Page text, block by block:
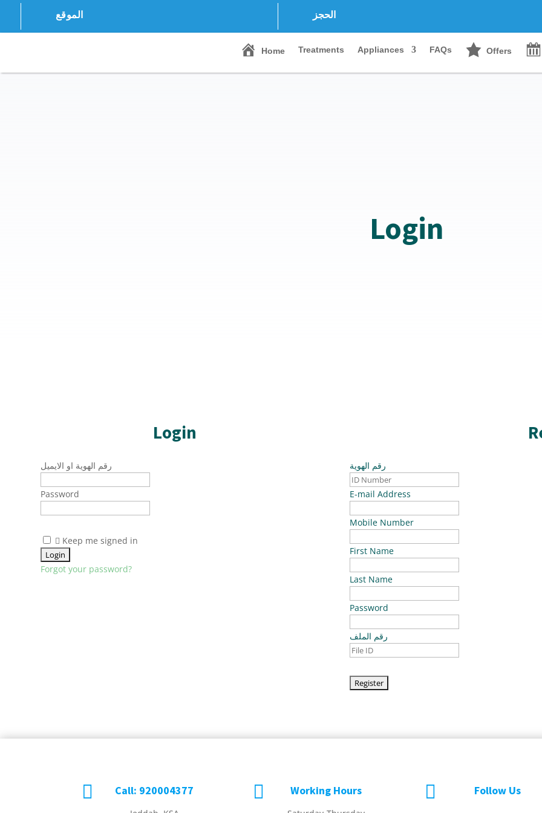
الموقع الحجز
Home Treatments Appliances FAQs Offers
Login
Login
رقم الهوية او الايميل
Password
Keep me signed in
Forgot your password?
رقم الهوية
E-mail Address
Mobile Number
First Name
Last Name
Password
رقم الملف
 Call: 920004377  Working Hours  Follow Us